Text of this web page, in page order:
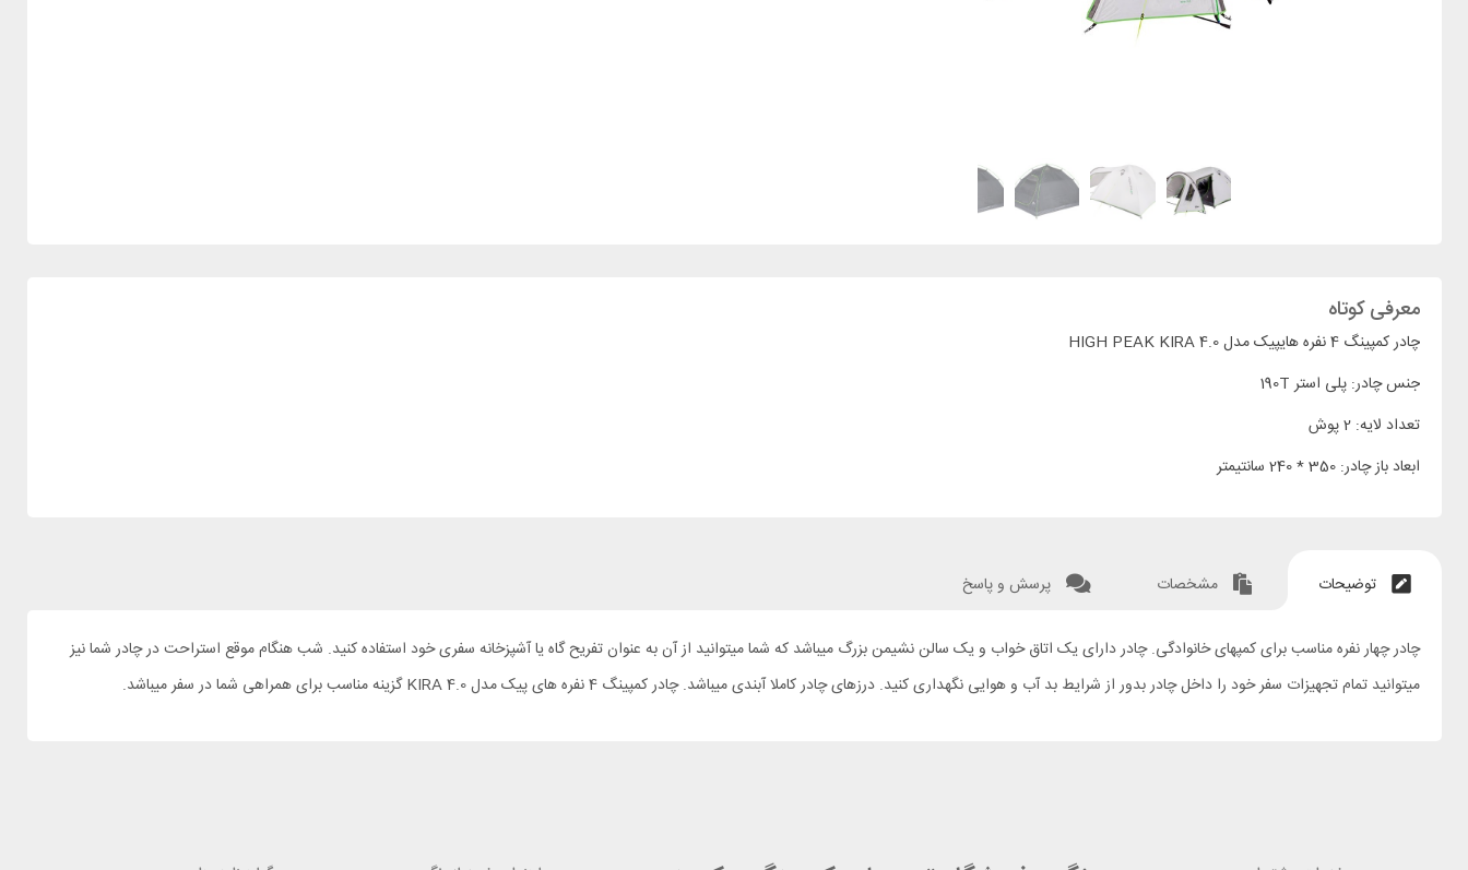
معرفی کوتاه
چادر کمپینگ 4 نفره هایپیک مدل HIGH PEAK KIRA 4.0
جنس چادر: پلی استر 190T
تعداد لایه: 2 پوش
ابعاد باز چادر: 350 * 240 سانتیمتر
توضیحات مشخصات پرسش و پاسخ
چادر چهار نفره مناسب برای کمپهای خانوادگی. چادر دارای یک اتاق خواب و یک سالن نشیمن بزرگ میباشد که شما میتوانید از آن به عنوان تفریح گاه یا آشپزخانه سفری خود استفاده کنید. شب هنگام موقع استراحت در چادر شما نیز
میتوانید تمام تجهیزات سفر خود را داخل چادر بدور از شرایط بد آب و هوایی نگهداری کنید. درزهای چادر کاملا آبندی میباشد. چادر کمپینگ 4 نفره های پیک مدل KIRA 4.0 گزینه مناسب برای همراهی شما در سفر میباشد.